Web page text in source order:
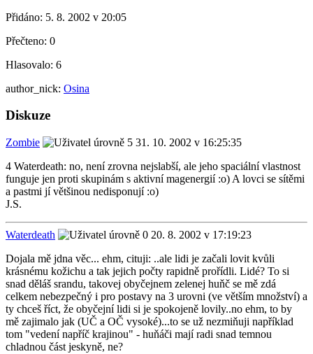
Přidáno: 5. 8. 2002 v 20:05
Přečteno: 0
Hlasovalo: 6
author_nick: Osina
Diskuze
Zombie
31. 10. 2002 v 16:25:35
4 Waterdeath: no, není zrovna nejslabší, ale jeho spaciální vlastnost
funguje jen proti skupinám s aktivní magenergií :o) A lovci se sítěmi
a pastmi jí většinou nedisponují :o)
J.S.
Waterdeath
20. 8. 2002 v 17:19:23
Dojala mě jdna věc... ehm, cituji: ..ale lidi je začali lovit kvůli
krásnému kožichu a tak jejich počty rapidně prořídli. Lidé? To si
snad děláš srandu, takovej obyčejnem zelenej huňč se mě zdá
celkem nebezpečný i pro postavy na 3 urovni (ve větším množství) a
ty chceš říct, že obyčejní lidi si je spokojeně lovily..no ehm, to by
mě zajimalo jak (UČ a OČ vysoké)...to se už nezmiňuji například
tom "vedení napříč krajinou" - huňáči mají radi snad temnou
chladnou část jeskyně, ne?